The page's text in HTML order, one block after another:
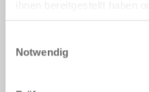
Nutzung der Dienste
Notwendig